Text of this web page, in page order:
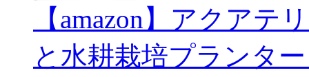
【amazon】アクアテ
と水耕栽培プランタ